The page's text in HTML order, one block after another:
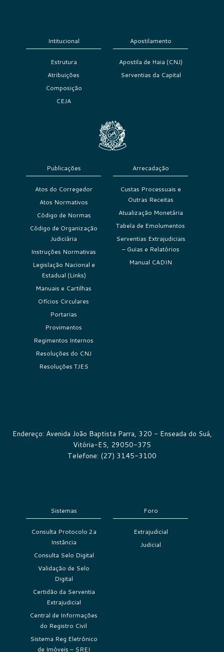
Intitucional
Estrutura
Atribuições
Composição
CEJA
Apostilamento
Apostila de Haia (CNJ)
Serventias da Capital
Publicações
Atos do Corregedor
Atos Normativos
Código de Normas
Código de Organização
Judiciária
Instruções Normativas
Legislação Nacional e
Estadual (Links)
Manuais e Cartilhas
Ofícios Circulares
Portarias
Provimentos
Regimentos Internos
Resoluções do CNJ
Resoluções TJES
Arrecadação
Custas Processuais e
Outras Receitas
Atualização Monetária
Tabela de Emolumentos
Serventias Extrajudiciais
– Guias e Relatórios
Manual CADIN
Endereço: Avenida João Baptista Parra, 320 - Enseada do Suá,
Vitória-ES, 29050-375
Telefone: (27) 3145-3100
Sistemas
Consulta Protocolo 2a
Instância
Consulta Selo Digital
Validação de Selo
Digital
Certidão da Serventia
Extrajudicial
Central de Informações
do Registro Civil
Sistema Reg Eletrônico
de Imóveis – SREI
Foro
Extrajudicial
Judicial